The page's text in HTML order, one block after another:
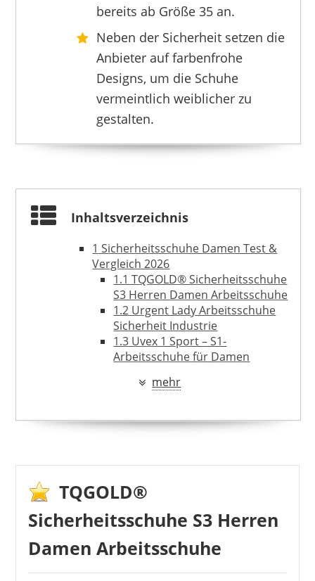
ELTEN
81,90 €
bereits ab Größe 35 an.
Neben der Sicherheit setzen die
Anbieter auf farbenfrohe
Designs, um die Schuhe
vermeintlich weiblicher zu
gestalten.
Inhaltsverzeichnis
1 Sicherheitsschuhe Damen Test &
Vergleich 2026
1.1 TQGOLD® Sicherheitsschuhe
S3 Herren Damen Arbeitsschuhe
1.2 Urgent Lady Arbeitsschuhe
Sicherheit Industrie
1.3 Uvex 1 Sport – S1-
Arbeitsschuhe für Damen
Sicherheitsschuhe Argentina
Sicherheitsschuhe für Damen von
Sicherheit sind die gleichen
schmalere Füße
2.3
Speziell auf Frauen
zugeschnittene Designs
2.4 Vor- und Nachteile von
speziellen Sicherheitsschuhen
für Damen
mehr
TQGOLD®
Sicherheitsschuhe S3 Herren
Damen Arbeitsschuhe